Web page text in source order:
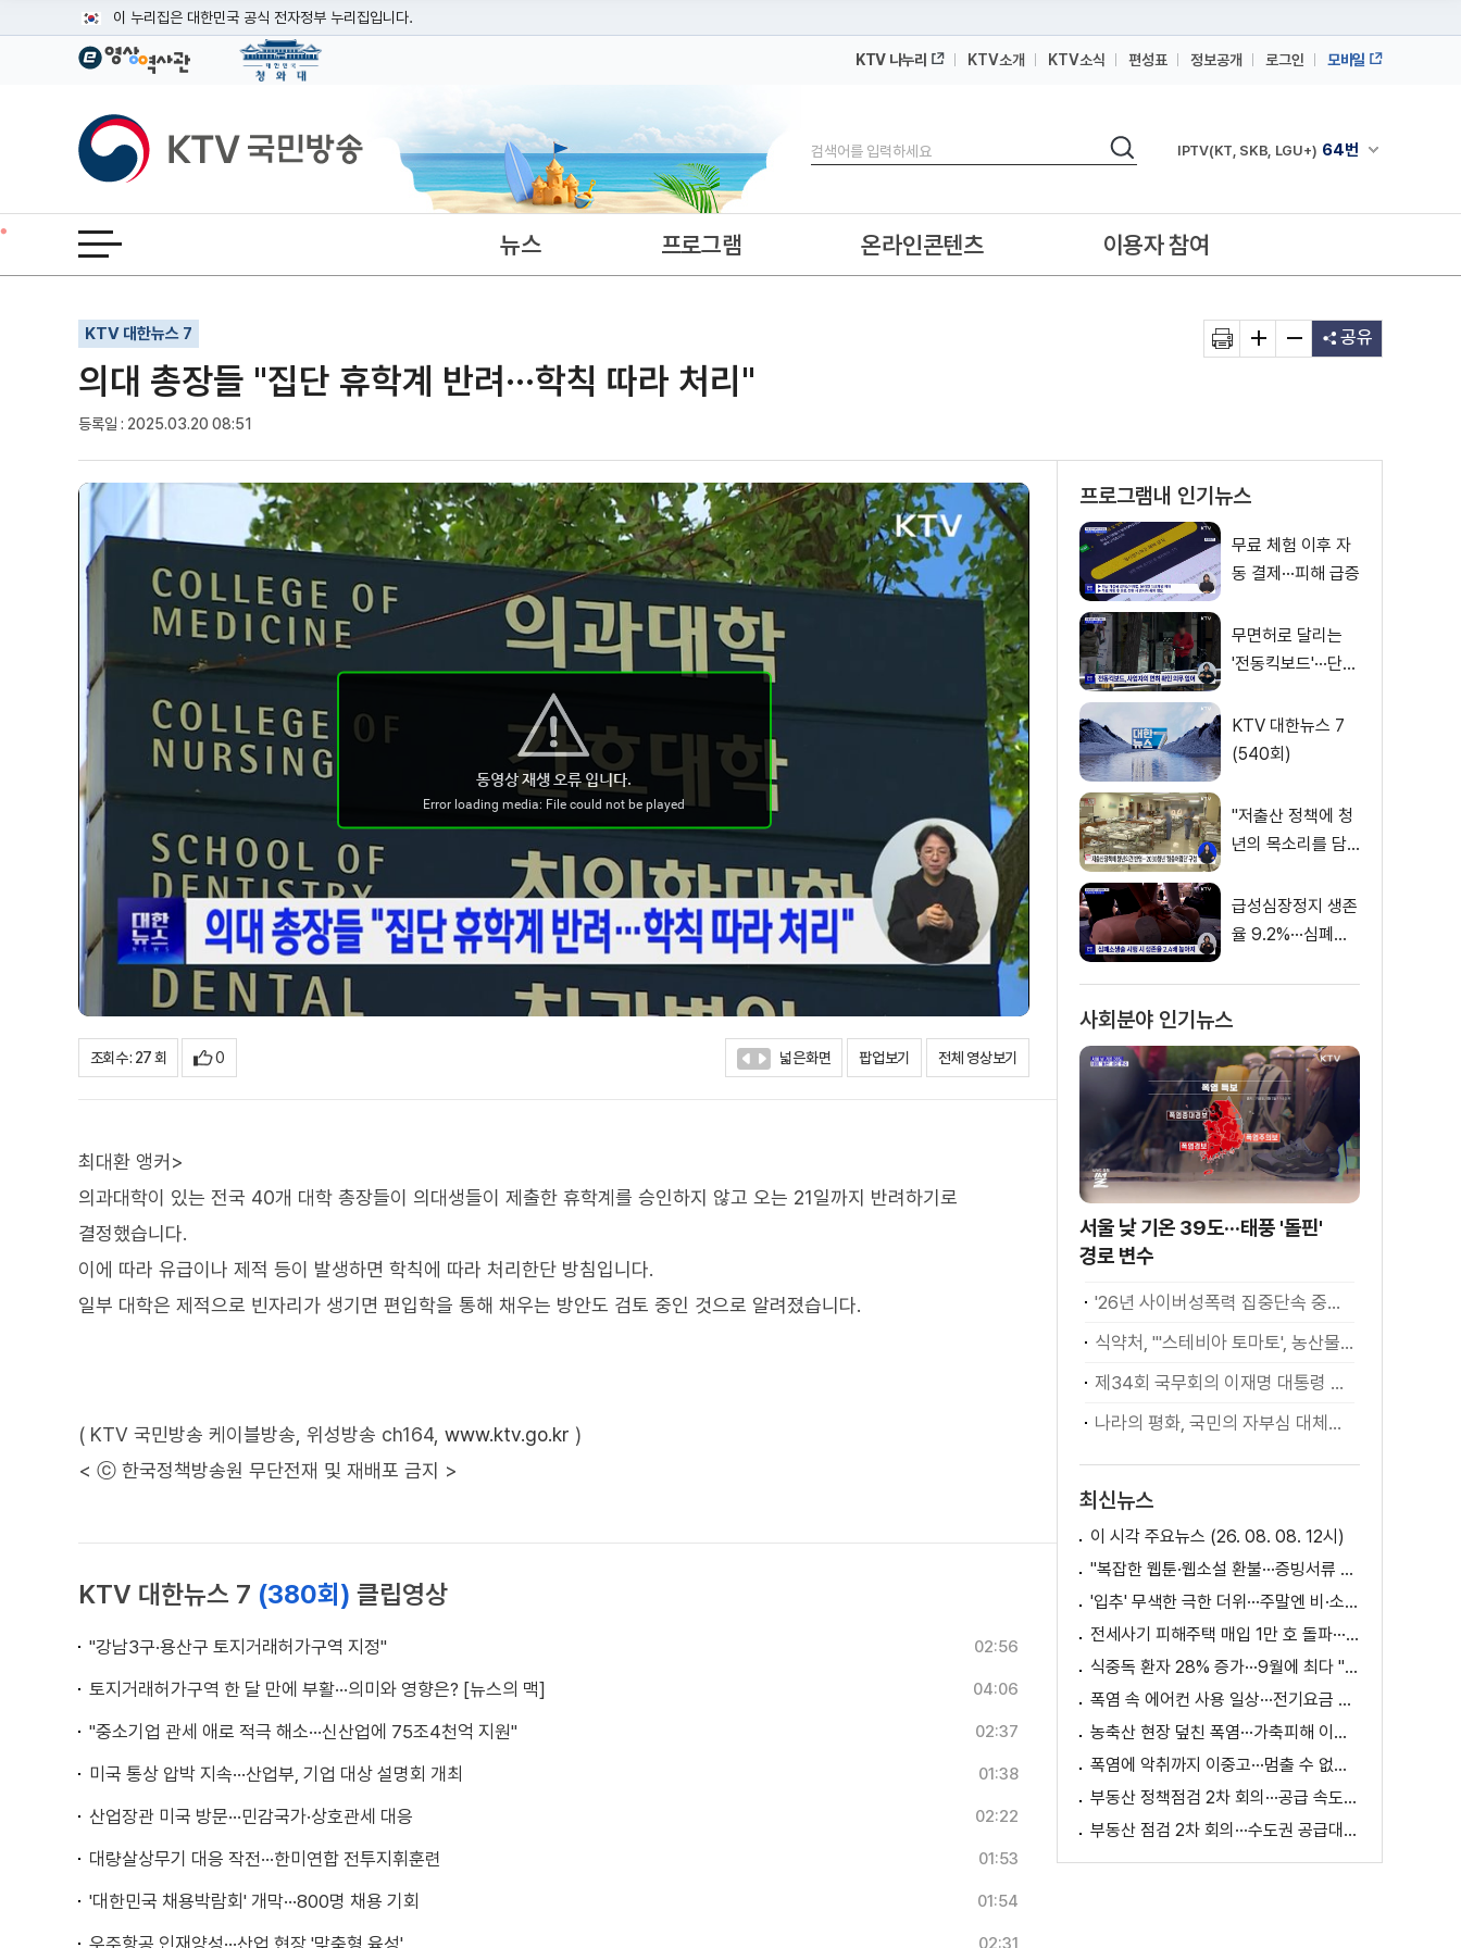
이 누리집은 대한민국 공식 전자정부 누리집입니다.
공식 누리집 주소 확인하기
이밖에 or.kr 또는 .kr등 다른 도메인 주소를 사용하고 있다면 아래 URL에서 도메인 주소를 확인해 보세요
운영중인 공식 누리집보기
KTV 나누리 KTV소개 KTV소식 편성표 정보공개 로그인 모바일
KTV국민방송
검색
검색 채널안내 펼쳐
IPTV(KT, SKB, LGU+) 64번
IPTV(KT, SKB, LGU+)
전체메뉴 열기 뉴스 프로그램 온라인콘텐츠 이용자 참여
KTV 대한뉴스 7
의대 총장들 "집단 휴학계 반려···학칙 따라 처리"
등록일 : 2025.03.20 08:51
기사인쇄
글자확대
글자축소 공유
조회수 : 27 회 0 넓은화면 팝업보기 전체 영상보기
최대환 앵커>
의과대학이 있는 전국 40개 대학 총장들이 의대생들이 제출한 휴학계를 승인하지 않고 오는 21일까지 반려하기로
결정했습니다.
이에 따라 유급이나 제적 등이 발생하면 학칙에 따라 처리한단 방침입니다.
일부 대학은 제적으로 빈자리가 생기면 편입학을 통해 채우는 방안도 검토 중인 것으로 알려졌습니다.
( KTV 국민방송 케이블방송, 위성방송 ch164, www.ktv.go.kr )
< ⓒ 한국정책방송원 무단전재 및 재배포 금지 >
KTV 대한뉴스 7 (380회) 클립영상
"강남3구·용산구 토지거래허가구역 지정" 02:56
토지거래허가구역 한 달 만에 부활···의미와 영향은? [뉴스의 맥] 04:06
"중소기업 관세 애로 적극 해소···신산업에 75조4천억 지원" 02:37
미국 통상 압박 지속···산업부, 기업 대상 설명회 개최 01:38
산업장관 미국 방문···민감국가·상호관세 대응 02:22
대량살상무기 대응 작전···한미연합 전투지휘훈련 01:53
'대한민국 채용박람회' 개막···800명 채용 기회 01:54
우주항공 인재양성···산업 현장 '맞춤형 육성' 02:31
프로그램내 인기뉴스
무료 체험 이후 자
동 결제···피해 급증
무면허로 달리는
'전동킥보드'···단속
KTV 대한뉴스 7
(540회)
"저출산 정책에 청
년의 목소리를 담
급성심장정지 생존
율 9.2%···심폐소
사회분야 인기뉴스
서울 낮 기온 39도···태풍 '돌핀'
경로 변수
'26년 사이버성폭력 집중단속 중간성과 발표···향후 추진계획은?
식약처, "'스테비아 토마토', 농산물 아닌 가공식품"
제34회 국무회의 이재명 대통령 모두발언
나라의 평화, 국민의 자부심 대체불가 대한민국 이재명 대통령 모두말씀
최신뉴스
이 시각 주요뉴스 (26. 08. 08. 12시)
"복잡한 웹툰·웹소설 환불···증빙서류 요구까지"
'입추' 무색한 극한 더위···주말엔 비·소나기
전세사기 피해주택 매입 1만 호 돌파···피해 지원 속도
식중독 환자 28% 증가···9월에 최다 "입추 방심 금물"
폭염 속 에어컨 사용 일상···전기요금 줄이려면?
농축산 현장 덮친 폭염···가축피해 이틀 새 28만 마리↑
폭염에 악취까지 이중고···멈출 수 없는 필수노동
부동산 정책점검 2차 회의···공급 속도전 본격화하나
부동산 점검 2차 회의···수도권 공급대책 논의